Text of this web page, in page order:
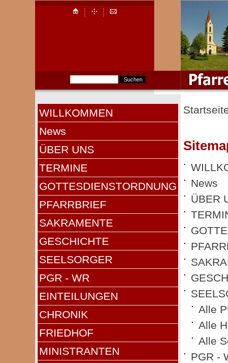
WILLKOMMEN
News
ÜBER UNS
TERMINE
GOTTESDIENSTORDNUNG
PFARRBRIEF
SAKRAMENTE
GESCHICHTE
SEELSORGER
PGR - WR
EINTEILUNGEN
CHRONIK
FRIEDHOF
MINISTRANTEN
News
ÜBER
Alle
Alle
Alle
PGR -